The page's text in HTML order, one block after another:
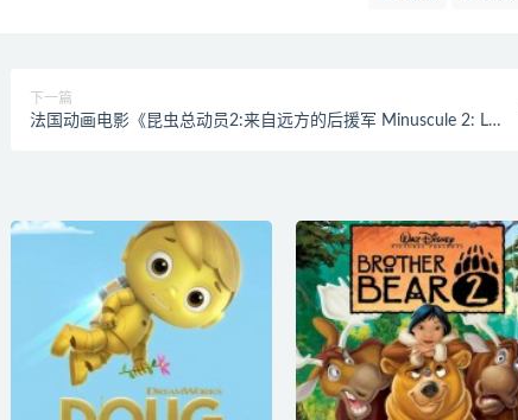
下一篇
法国动画电影《昆虫总动员2:来自远方的后援军 Minuscule 2: Les